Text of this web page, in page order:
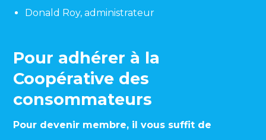
Donald Roy, administrateur
Pour adhérer à la
Coopérative des
consommateurs
Pour devenir membre, il vous suffit de